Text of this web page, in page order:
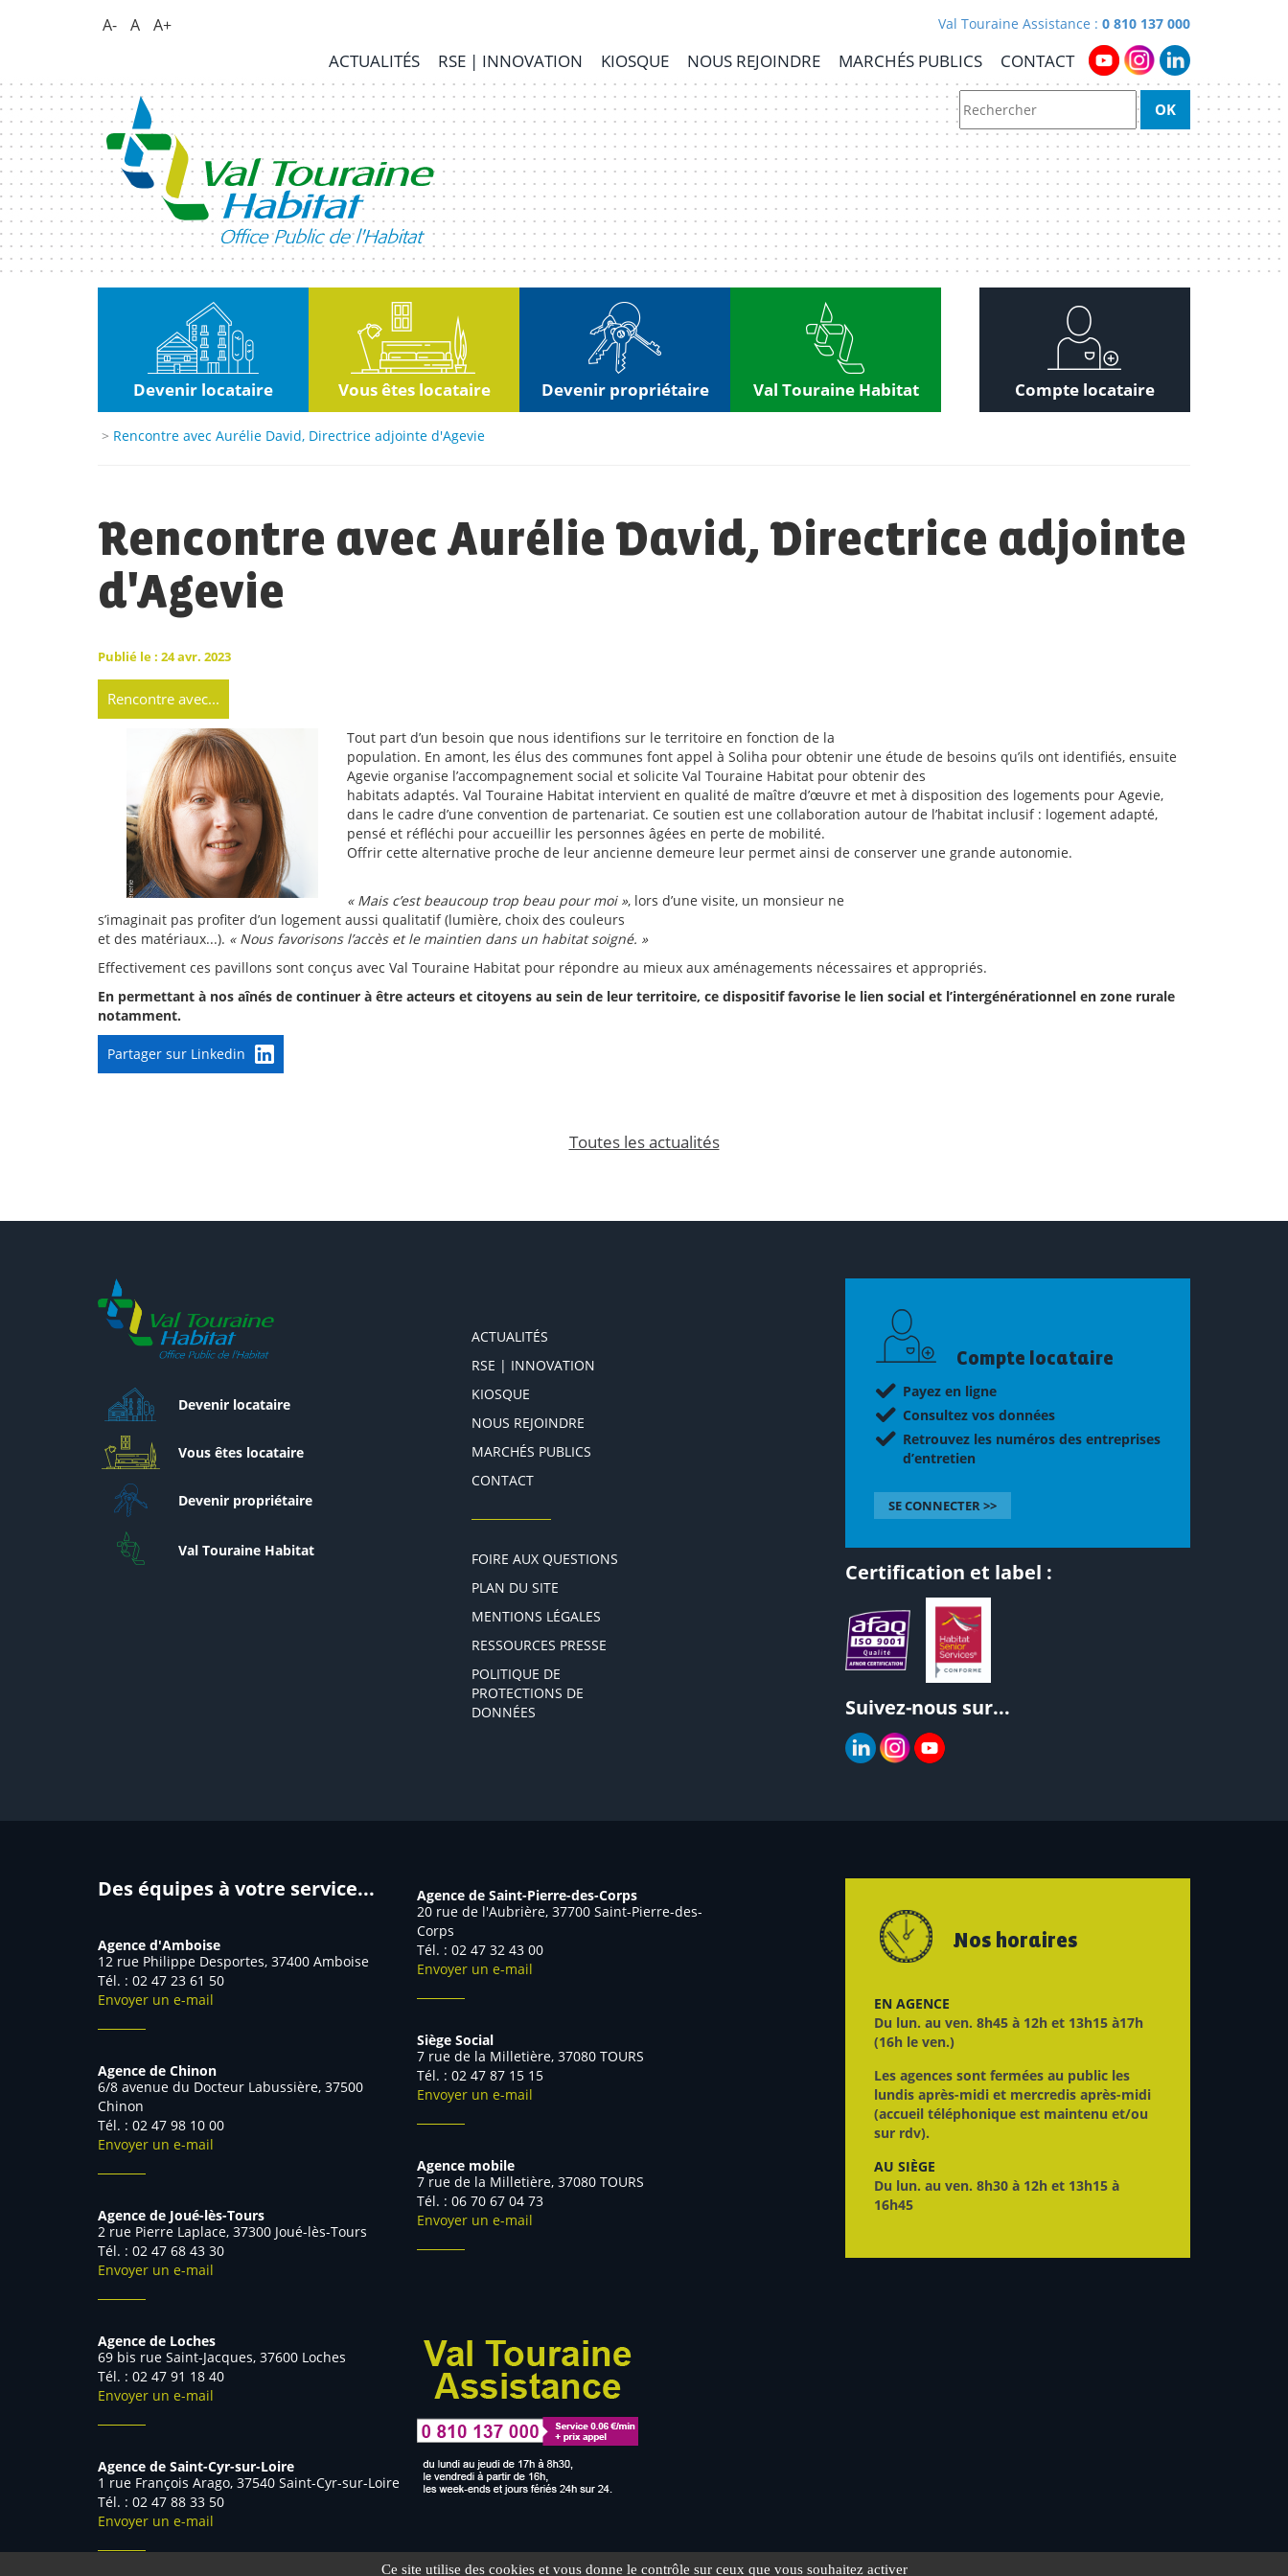
RSE
Innovation
Kiosque
Nous
rejoindre
A- A A+ Val Touraine Assistance : 0 810 137 000
ACTUALITÉS RSE | INNOVATION KIOSQUE NOUS REJOINDRE MARCHÉS PUBLICS CONTACT
Devenir locataire Vous êtes locataire Devenir propriétaire Val Touraine Habitat Compte locataire
> Rencontre avec Aurélie David, Directrice adjointe d'Agevie
Rencontre avec Aurélie David, Directrice adjointe
d'Agevie
Publié le : 24 avr. 2023
Rencontre avec...
Tout part d’un besoin que nous identifions sur le territoire en fonction de la
population. En amont, les élus des communes font appel à Soliha pour obtenir une étude de besoins qu’ils ont identifiés, ensuite
Agevie organise l’accompagnement social et solicite Val Touraine Habitat pour obtenir des
habitats adaptés. Val Touraine Habitat intervient en qualité de maître d’œuvre et met à disposition des logements pour Agevie,
dans le cadre d’une convention de partenariat. Ce soutien est une collaboration autour de l’habitat inclusif : logement adapté,
pensé et réfléchi pour accueillir les personnes âgées en perte de mobilité.
Offrir cette alternative proche de leur ancienne demeure leur permet ainsi de conserver une grande autonomie.
« Mais c’est beaucoup trop beau pour moi », lors d’une visite, un monsieur ne
s’imaginait pas profiter d’un logement aussi qualitatif (lumière, choix des couleurs
et des matériaux...). « Nous favorisons l’accès et le maintien dans un habitat soigné. »
Effectivement ces pavillons sont conçus avec Val Touraine Habitat pour répondre au mieux aux aménagements nécessaires et appropriés.
En permettant à nos aînés de continuer à être acteurs et citoyens au sein de leur territoire, ce dispositif favorise le lien social et l’intergénérationnel en zone rurale
notamment.
Partager sur Linkedin
Toutes les actualités
Devenir locataire
Vous êtes locataire
Devenir propriétaire
Val Touraine Habitat
ACTUALITÉS
RSE | INNOVATION
KIOSQUE
NOUS REJOINDRE
MARCHÉS PUBLICS
CONTACT
FOIRE AUX QUESTIONS
PLAN DU SITE
MENTIONS LÉGALES
RESSOURCES PRESSE
POLITIQUE DE
PROTECTIONS DE
DONNÉES
Compte locataire
Payez en ligne
Consultez vos données
Retrouvez les numéros des entreprises
d’entretien
SE CONNECTER >>
Certification et label :
Suivez-nous sur...
Des équipes à votre service...
Agence d'Amboise
12 rue Philippe Desportes, 37400 Amboise
Tél. : 02 47 23 61 50
Envoyer un e-mail
Agence de Chinon
6/8 avenue du Docteur Labussière, 37500
Chinon
Tél. : 02 47 98 10 00
Envoyer un e-mail
Agence de Joué-lès-Tours
2 rue Pierre Laplace, 37300 Joué-lès-Tours
Tél. : 02 47 68 43 30
Envoyer un e-mail
Agence de Loches
69 bis rue Saint-Jacques, 37600 Loches
Tél. : 02 47 91 18 40
Envoyer un e-mail
Agence de Saint-Cyr-sur-Loire
1 rue François Arago, 37540 Saint-Cyr-sur-Loire
Tél. : 02 47 88 33 50
Envoyer un e-mail
Agence de Saint-Pierre-des-Corps
20 rue de l'Aubrière, 37700 Saint-Pierre-des-
Corps
Tél. : 02 47 32 43 00
Envoyer un e-mail
Siège Social
7 rue de la Milletière, 37080 TOURS
Tél. : 02 47 87 15 15
Envoyer un e-mail
Agence mobile
7 rue de la Milletière, 37080 TOURS
Tél. : 06 70 67 04 73
Envoyer un e-mail
Nos horaires
EN AGENCE
Du lun. au ven. 8h45 à 12h et 13h15 à17h
(16h le ven.)
Les agences sont fermées au public les
lundis après-midi et mercredis après-midi
(accueil téléphonique est maintenu et/ou
sur rdv).
AU SIÈGE
Du lun. au ven. 8h30 à 12h et 13h15 à
16h45
Ce site utilise des cookies et vous donne le contrôle sur ceux que vous souhaitez activer